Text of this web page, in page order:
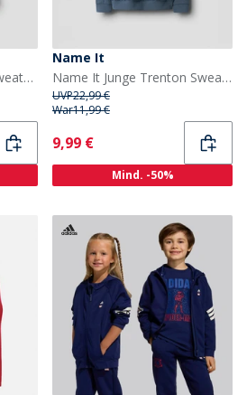
Name It Junge Tartan Sweatshirt Navy Blazer
Name It
Name It Junge Trenton Sweatshirt Vintage Indigo
UVP22,99 €
War11,99 €
Current
9,99 €
Mind. -50%